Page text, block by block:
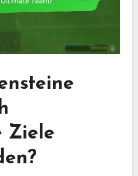
Ziele